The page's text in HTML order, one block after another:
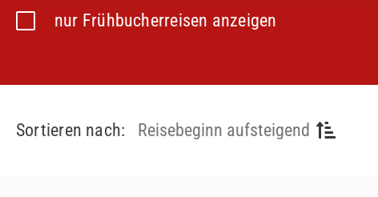
nur Frühbucherreisen anzeigen
Sortieren nach: Reisebeginn aufsteigend